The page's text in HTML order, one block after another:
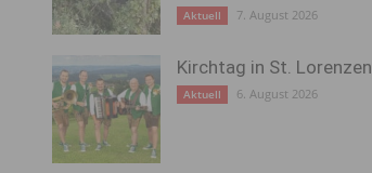
Aktuell 7. August 2026
Kirchtag in St. Lorenzen
Aktuell 6. August 2026